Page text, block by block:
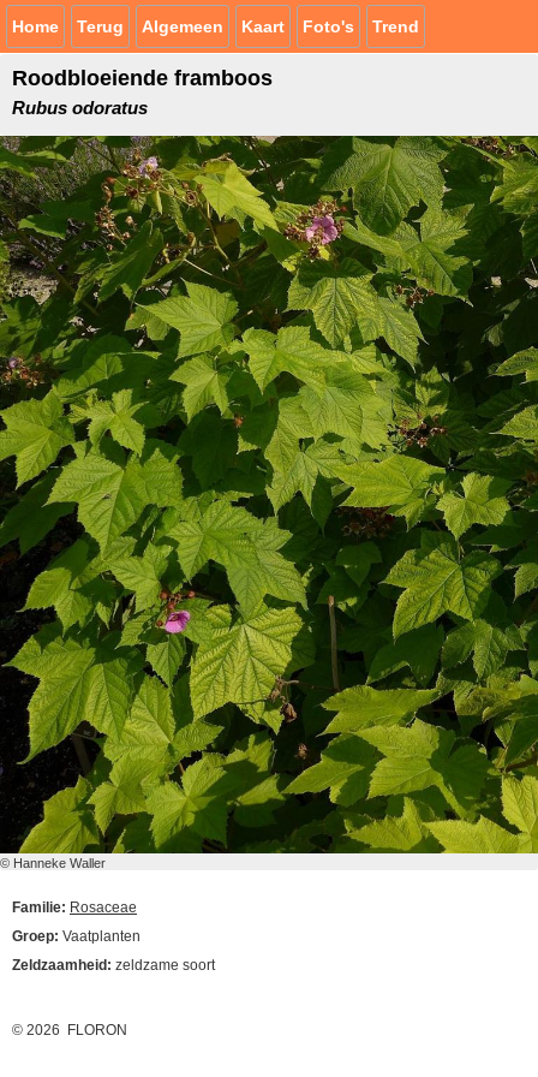
Home Terug Algemeen Kaart Foto's Trend
Roodbloeiende framboos
Rubus odoratus
© Hanneke Waller
Familie: Rosaceae
Groep: Vaatplanten
Zeldzaamheid: zeldzame soort
© 2026 FLORON